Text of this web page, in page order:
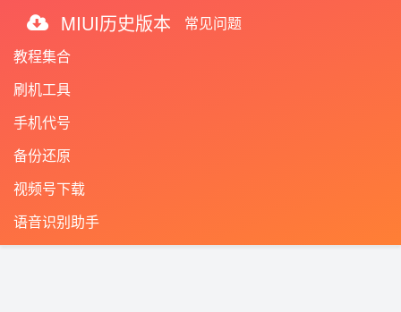
MIUI历史版本
常见问题
教程集合
刷机工具
手机代号
备份还原
视频号下载
语音识别助手